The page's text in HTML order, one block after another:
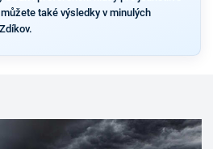
také výsledky v minulých